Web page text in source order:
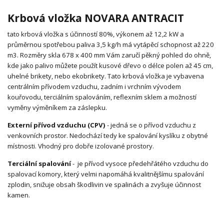
Krbová vložka NOVARA ANTRACIT
tato krbová vložka s účinností 80%, výkonem až 12,2 kW a
průměrnou spotřebou paliva 3,5 kg/h má vytápěcí schopnost až 220
m3. Rozměry skla 678 x 400 mm Vám zaručí pěkný pohled do ohně,
kde jako palivo můžete použít kusové dřevo o délce polen až 45 cm,
uhelné brikety, nebo ekobrikety. Tato krbová vložka je vybavena
centrálním přívodem vzduchu, zadním i vrchním vývodem
kouřovodu, terciálním spalováním, reflexním sklem a možností
vyměny výměníkem za záslepku.
Externí přívod vzduchu (CPV) - jedná se o přívod vzduchu z
venkovních prostor. Nedochází tedy ke spalování kyslíku z obytné
místnosti. Vhodný pro dobře izolované prostory.
Terciální spalování- je přívod vysoce předehřátého vzduchu do
spalovací komory, který velmi napomáhá kvalitnějšímu spalování
zplodin, snižuje obsah škodlivin ve spalinách a zvyšuje účinnost
kamen.